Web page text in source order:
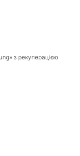
з рекуперацією